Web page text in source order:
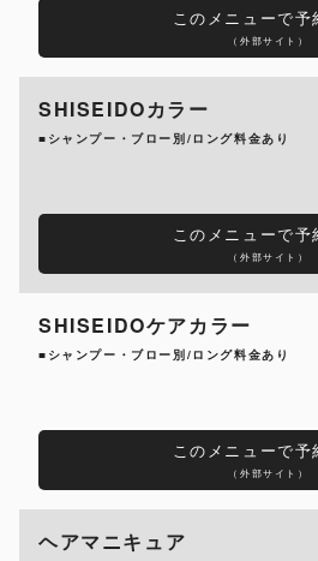
このメニューで予
（外部サイト）
SHISEIDOカラー
■シャンプー・ブロー別/ロング料金あり
このメニューで予
（外部サイト）
SHISEIDOケアカラー
■シャンプー・ブロー別/ロング料金あり
このメニューで予
（外部サイト）
ヘアマニキュア